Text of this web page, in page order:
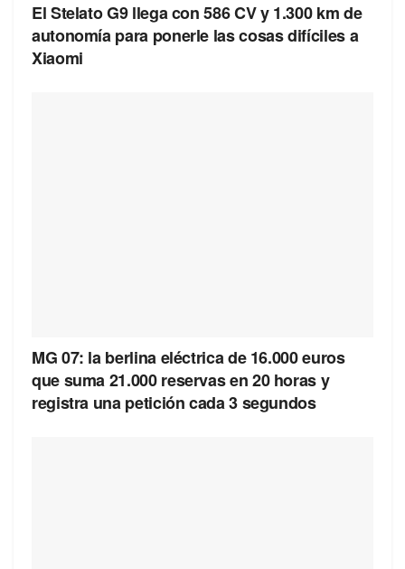
El Stelato G9 llega con 586 CV y 1.300 km de
autonomía para ponerle las cosas difíciles a
Xiaomi
MG 07: la berlina eléctrica de 16.000 euros
que suma 21.000 reservas en 20 horas y
registra una petición cada 3 segundos